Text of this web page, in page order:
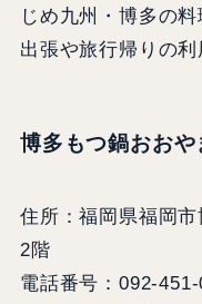
じめ九州・博多の
出張や旅行帰りの利
博多もつ鍋おお
住所：福岡県福岡
2階
電話番号：092-